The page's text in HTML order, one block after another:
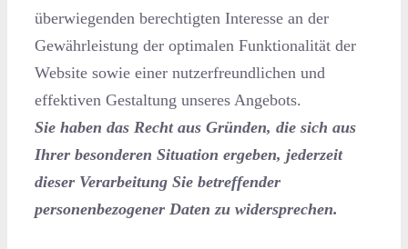
überwiegenden berechtigten Interesse an der
Gewährleistung der optimalen Funktionalität der
Website sowie einer nutzerfreundlichen und
effektiven Gestaltung unseres Angebots.
Sie haben das Recht aus Gründen, die sich aus
Ihrer besonderen Situation ergeben, jederzeit
dieser Verarbeitung Sie betreffender
personenbezogener Daten zu widersprechen.